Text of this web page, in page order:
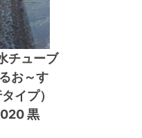
チューブ
お～す
タイプ）
黒